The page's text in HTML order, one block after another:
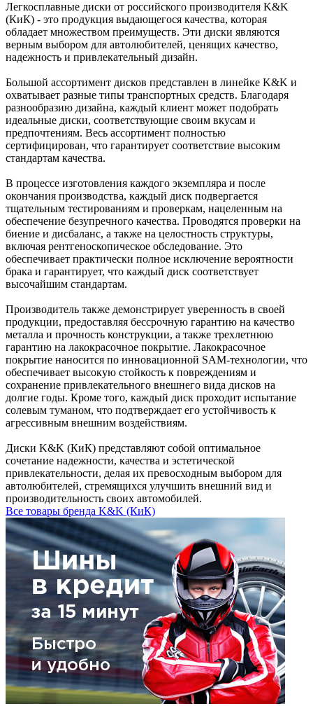
Легкосплавные диски от российского производителя K&K
(КиК) - это продукция выдающегося качества, которая
обладает множеством преимуществ. Эти диски являются
верным выбором для автолюбителей, ценящих качество,
надежность и привлекательный дизайн.
Большой ассортимент дисков представлен в линейке K&K и
охватывает разные типы транспортных средств. Благодаря
разнообразию дизайна, каждый клиент может подобрать
идеальные диски, соответствующие своим вкусам и
предпочтениям. Весь ассортимент полностью
сертифицирован, что гарантирует соответствие высоким
стандартам качества.
В процессе изготовления каждого экземпляра и после
окончания производства, каждый диск подвергается
тщательным тестированиям и проверкам, нацеленным на
обеспечение безупречного качества. Проводятся проверки на
биение и дисбаланс, а также на целостность структуры,
включая рентгеноскопическое обследование. Это
обеспечивает практически полное исключение вероятности
брака и гарантирует, что каждый диск соответствует
высочайшим стандартам.
Производитель также демонстрирует уверенность в своей
продукции, предоставляя бессрочную гарантию на качество
металла и прочность конструкции, а также трехлетнюю
гарантию на лакокрасочное покрытие. Лакокрасочное
покрытие наносится по инновационной SAM-технологии, что
обеспечивает высокую стойкость к повреждениям и
сохранение привлекательного внешнего вида дисков на
долгие годы. Кроме того, каждый диск проходит испытание
солевым туманом, что подтверждает его устойчивость к
агрессивным внешним воздействиям.
Диски K&K (КиК) представляют собой оптимальное
сочетание надежности, качества и эстетической
привлекательности, делая их превосходным выбором для
автолюбителей, стремящихся улучшить внешний вид и
производительность своих автомобилей.
Все товары бренда K&K (КиК)